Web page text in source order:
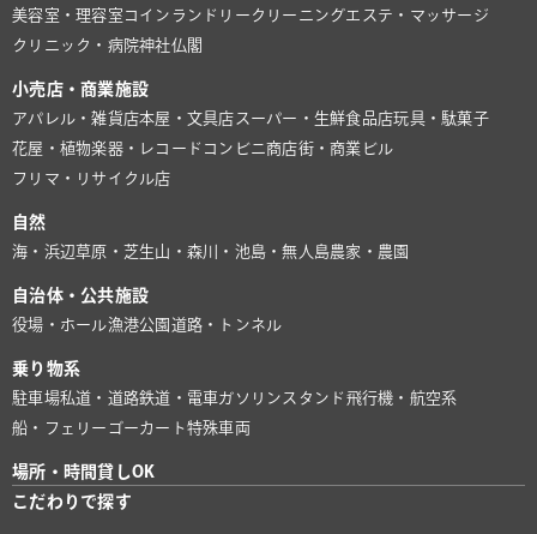
美容室・理容室 コインランドリー クリーニングエステ・マッサージ
クリニック・病院神社仏閣
小売店・商業施設
アパレル・雑貨店本屋・文具店 スーパー・生鮮食品店玩具・駄菓子
花屋・植物楽器・レコード コンビニ商店街・商業ビル
フリマ・リサイクル店
自然
海・浜辺草原・芝生山・森川・池島・無人島農家・農園
自治体・公共施設
役場・ホール漁港公園 道路・トンネル
乗り物系
駐車場私道・道路鉄道・電車ガソリンスタンド 飛行機・航空系
船・フェリー ゴーカート特殊車両
場所・時間貸しOK
こだわりで探す